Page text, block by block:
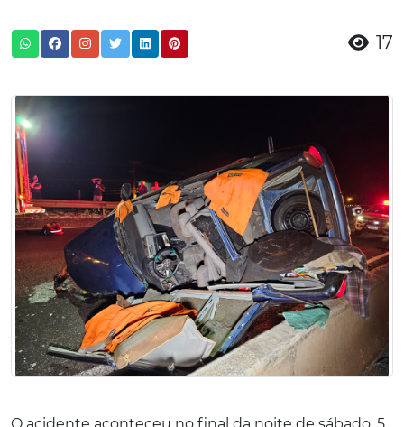
17
O acidente aconteceu no final da noite de sábado, 5,